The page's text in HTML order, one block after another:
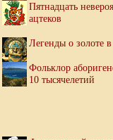
Пятнадцать
ацтеков
Легенды о золоте
Фольклор
10 тысячелетий